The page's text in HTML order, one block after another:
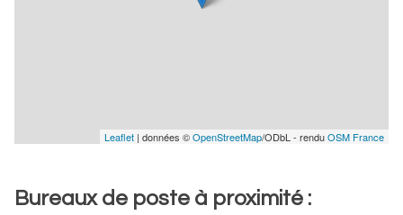
Leaflet | données ©OpenStreetMap/ODbL - renduOSM France
Bureaux de poste à proximité :